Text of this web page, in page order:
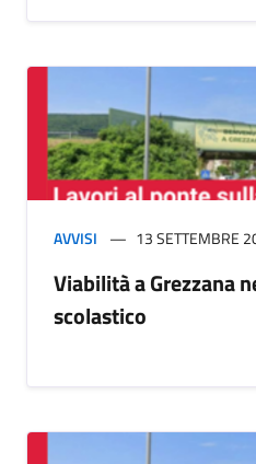
AVVISI 13 SETTEMBRE
Viabilità a Grezzana
scolastico